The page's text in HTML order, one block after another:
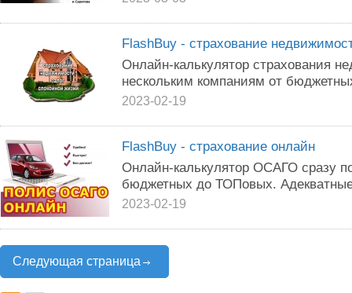
FlashBuy - страхование
Онлайн-калькулятор страхования
нескольким компаниям от
2023-02-19
FlashBuy - страхование онлайн
Онлайн-калькулятор ОСАГО сразу
бюджетных до ТОПовых.
2023-02-19
Следующая страница